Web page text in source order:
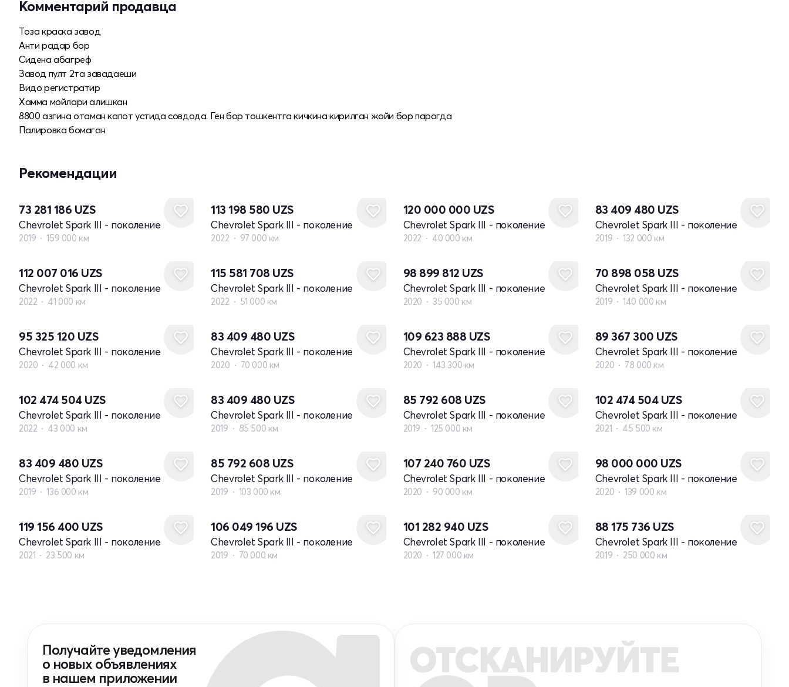
Комментарий продавца
Тоза краска завод
Анти радар бор
Сидена абагреф
Завод пулт 2та завадаеши
Видо регистратир
Хамма мойлари алишкан
8800 азгина отаман капот устида совдода. Ген бор тошкентга кичкина кирилган жойи бор парогда
Палировка бомаган
Рекомендации
73 281 186 UZS
Chevrolet Spark III - поколение
2019 159 000 км
113 198 580 UZS
Chevrolet Spark III - поколение
2022 97 000 км
120 000 000 UZS
Chevrolet Spark III - поколение
2022 40 000 км
83 409 480 UZS
Chevrolet Spark III - поколение
2019 132 000 км
112 007 016 UZS
Chevrolet Spark III - поколение
2022 41 000 км
115 581 708 UZS
Chevrolet Spark III - поколение
2022 51 000 км
98 899 812 UZS
Chevrolet Spark III - поколение
2020 35 000 км
70 898 058 UZS
Chevrolet Spark III - поколение
2019 140 000 км
95 325 120 UZS
Chevrolet Spark III - поколение
2020 42 000 км
83 409 480 UZS
Chevrolet Spark III - поколение
2020 70 000 км
109 623 888 UZS
Chevrolet Spark III - поколение
2020 143 300 км
89 367 300 UZS
Chevrolet Spark III - поколение
2020 78 000 км
102 474 504 UZS
Chevrolet Spark III - поколение
2022 43 000 км
83 409 480 UZS
Chevrolet Spark III - поколение
2019 85 500 км
85 792 608 UZS
Chevrolet Spark III - поколение
2019 125 000 км
102 474 504 UZS
Chevrolet Spark III - поколение
2021 45 500 км
83 409 480 UZS
Chevrolet Spark III - поколение
2019 136 000 км
85 792 608 UZS
Chevrolet Spark III - поколение
2019 103 000 км
107 240 760 UZS
Chevrolet Spark III - поколение
2020 90 000 км
98 000 000 UZS
Chevrolet Spark III - поколение
2020 139 000 км
119 156 400 UZS
Chevrolet Spark III - поколение
2021 23 500 км
106 049 196 UZS
Chevrolet Spark III - поколение
2019 70 000 км
101 282 940 UZS
Chevrolet Spark III - поколение
2020 127 000 км
88 175 736 UZS
Chevrolet Spark III - поколение
2019 250 000 км
Получайте уведомления
о новых объявлениях
в нашем приложении
ОТСКАНИРУЙТЕ